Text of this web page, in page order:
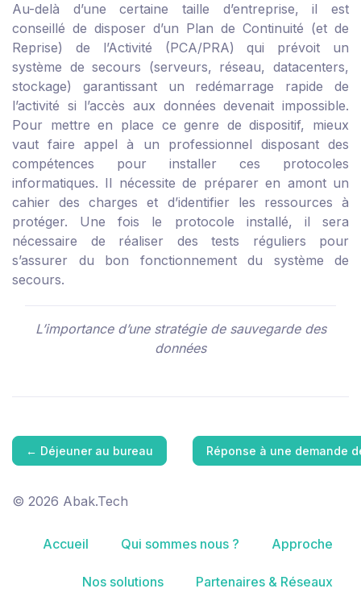
Au-delà d’une certaine taille d’entreprise, il est
conseillé de disposer d’un Plan de Continuité (et de
Reprise) de l’Activité (PCA/PRA) qui prévoit un
système de secours (serveurs, réseau, datacenters,
stockage) garantissant un redémarrage rapide de
l’activité si l’accès aux données devenait impossible.
Pour mettre en place ce genre de dispositif, mieux
vaut faire appel à un professionnel disposant des
compétences pour installer ces protocoles
informatiques. Il nécessite de préparer en amont un
cahier des charges et d’identifier les ressources à
protéger. Une fois le protocole installé, il sera
nécessaire de réaliser des tests réguliers pour
s’assurer du bon fonctionnement du système de
secours.
L’importance d’une stratégie de sauvegarde des
données
← Déjeuner au bureau Réponse à une demande
© 2026 Abak.Tech
Accueil Qui sommes nous ? Approche
Nos solutions Partenaires & Réseaux